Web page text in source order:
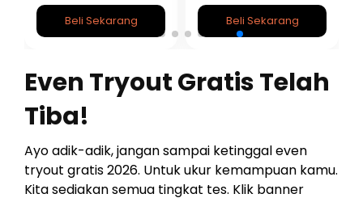
Beli Sekarang Beli Sekarang
Even Tryout Gratis Telah
Tiba!
Ayo adik-adik, jangan sampai ketinggal even
tryout gratis 2026. Untuk ukur kemampuan kamu.
Kita sediakan semua tingkat tes. Klik banner